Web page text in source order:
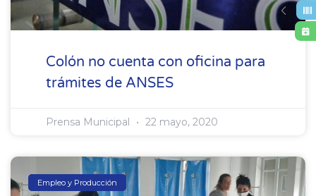
Colón no cuenta con oficina para
trámites de ANSES
Prensa Municipal 22 mayo, 2020
Empleo y Producción